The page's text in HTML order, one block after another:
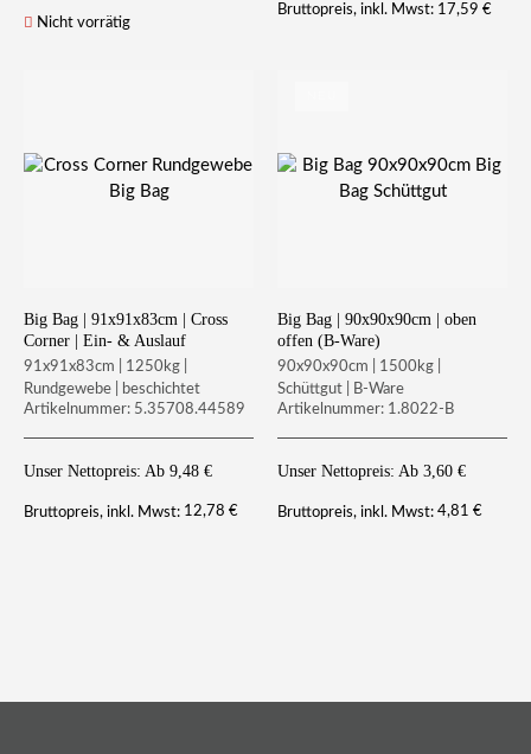
Nicht vorrätig
Bruttopreis, inkl. Mwst: 17,59€
Big Bag | 91x91x83cm | Cross
Corner | Ein- & Auslauf
91x91x83cm | 1250kg |
Rundgewebe | beschichtet
Artikelnummer: 5.35708.44589
Unser Nettopreis: Ab 9,48 €
Bruttopreis, inkl. Mwst: 12,78€
Big Bag | 90x90x90cm | oben
offen (B-Ware)
90x90x90cm | 1500kg |
Schüttgut | B-Ware
Artikelnummer: 1.8022-B
Unser Nettopreis: Ab 3,60 €
Bruttopreis, inkl. Mwst: 4,81€